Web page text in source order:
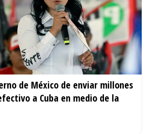
de México de enviar millones
a Cuba en medio de la